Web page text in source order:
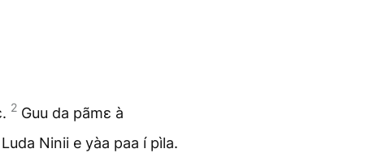
2 Guu da pãmɛ à
Ninii e yàa paa í pìla.